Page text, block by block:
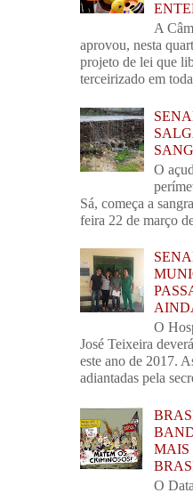
A
aprovou, nesta
projeto de lei que
terceirizado em
O
Sá, começa a
feira 22 de março
O
José Teixeira
este ano de 2017.
adiantadas pela
MAIS
O